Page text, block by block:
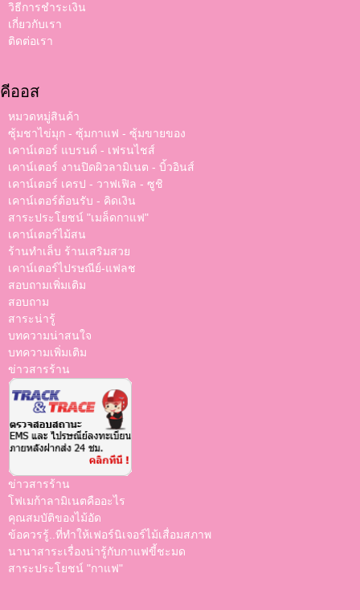
วิธีการชำระเงิน
เกี่ยวกับเรา
ติดต่อเรา
คีออส
หมวดหมู่สินค้า
ซุ้มชาไข่มุก - ซุ้มกาแฟ - ซุ้มขายของ
เคาน์เตอร์ แบรนด์ - เฟรนไชส์
เคาน์เตอร์ งานปิดผิวลามิเนต - บิ้วอินส์
เคาน์เตอร์ เครป - วาฟเฟิล - ซูชิ
เคาน์เตอร์ต้อนรับ - คิดเงิน
สาระประโยชน์ "เมล็ดกาแฟ"
เคาน์เตอร์ไม้สน
ร้านทำเล็บ ร้านเสริมสวย
เคาน์เตอร์ไปรษณีย์-แฟลช
สอบถามเพิ่มเติม
สอบถาม
สาระน่ารู้
บทความน่าสนใจ
บทความเพิ่มเติม
ข่าวสารร้าน
ข่าวสารร้าน
โฟเมก้าลามิเนตคืออะไร
คุณสมบัติของไม้อัด
ข้อควรรู้..ที่ทำให้เฟอร์นิเจอร์ไม้เสื่อมสภาพ
นานาสาระเรื่องน่ารู้กับกาแฟขี้ชะมด
สาระประโยชน์ "กาแฟ"